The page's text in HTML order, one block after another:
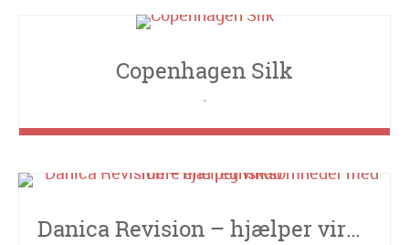
Copenhagen Silk
Danica Revision – hjælper virksomheder med mere end regnskab